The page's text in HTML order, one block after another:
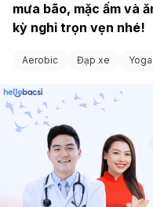
mưa bão, mặc ấm và
kỳ nghỉ trọn vẹn nhé!
Aerobic Đạp xe Yoga